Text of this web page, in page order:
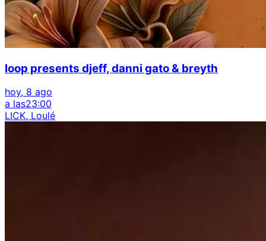
loop presents djeff, danni gato & breyth
hoy, 8 ago
a las23:00
LICK, Loulé